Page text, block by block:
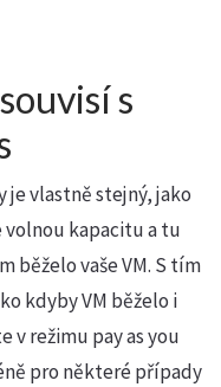
s
vlastně stejný, jako
volnou kapacitu a tu
běželo vaše VM. S tím
kdyby VM běželo i
v režimu pay as you
pro některé případy